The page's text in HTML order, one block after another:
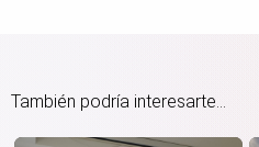
También podría interesarte...